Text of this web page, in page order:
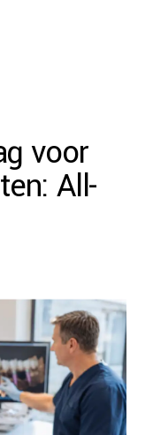
voor
All-